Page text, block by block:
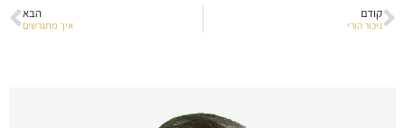
קודם
ניכור הורי
הבא
איך מתגרשים